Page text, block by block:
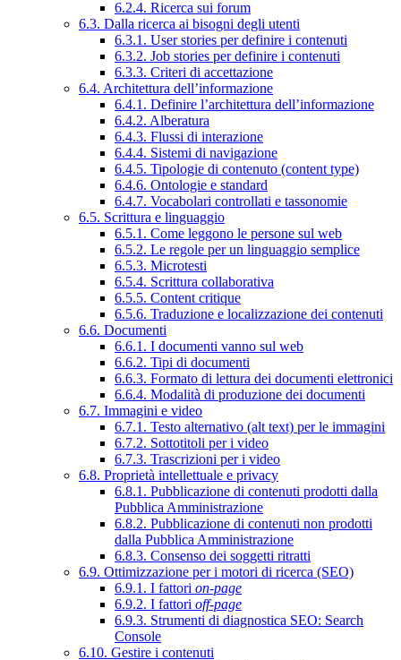
6.2.4. Ricerca sui forum
6.3. Dalla ricerca ai bisogni degli utenti
6.3.1. User stories per definire i contenuti
6.3.2. Job stories per definire i contenuti
6.3.3. Criteri di accettazione
6.4. Architettura dell’informazione
6.4.1. Definire l’architettura dell’informazione
6.4.2. Alberatura
6.4.3. Flussi di interazione
6.4.4. Sistemi di navigazione
6.4.5. Tipologie di contenuto (content type)
6.4.6. Ontologie e standard
6.4.7. Vocabolari controllati e tassonomie
6.5. Scrittura e linguaggio
6.5.1. Come leggono le persone sul web
6.5.2. Le regole per un linguaggio semplice
6.5.3. Microtesti
6.5.4. Scrittura collaborativa
6.5.5. Content critique
6.5.6. Traduzione e localizzazione dei contenuti
6.6. Documenti
6.6.1. I documenti vanno sul web
6.6.2. Tipi di documenti
6.6.3. Formato di lettura dei documenti elettronici
6.6.4. Modalità di produzione dei documenti
6.7. Immagini e video
6.7.1. Testo alternativo (alt text) per le immagini
6.7.2. Sottotitoli per i video
6.7.3. Trascrizioni per i video
6.8. Proprietà intellettuale e privacy
6.8.1. Pubblicazione di contenuti prodotti dalla
Pubblica Amministrazione
6.8.2. Pubblicazione di contenuti non prodotti
dalla Pubblica Amministrazione
6.8.3. Consenso dei soggetti ritratti
6.9. Ottimizzazione per i motori di ricerca (SEO)
6.9.1. I fattori on-page
6.9.2. I fattori off-page
6.9.3. Strumenti di diagnostica SEO: Search
Console
6.10. Gestire i contenuti